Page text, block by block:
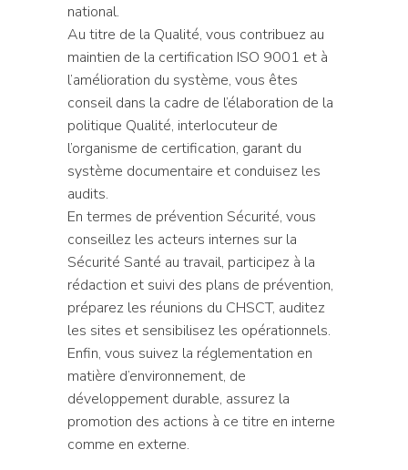
national.
Au titre de la Qualité, vous contribuez au
maintien de la certification ISO 9001 et à
l’amélioration du système, vous êtes
conseil dans la cadre de l’élaboration de la
politique Qualité, interlocuteur de
l’organisme de certification, garant du
système documentaire et conduisez les
audits.
En termes de prévention Sécurité, vous
conseillez les acteurs internes sur la
Sécurité Santé au travail, participez à la
rédaction et suivi des plans de prévention,
préparez les réunions du CHSCT, auditez
les sites et sensibilisez les opérationnels.
Enfin, vous suivez la réglementation en
matière d’environnement, de
développement durable, assurez la
promotion des actions à ce titre en interne
comme en externe.